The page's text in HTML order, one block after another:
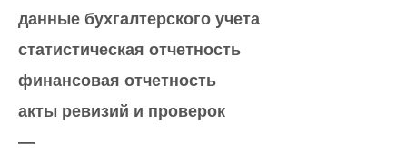
данные бухгалтерского учета
статистическая отчетность
финансовая отчетность
акты ревизий и проверок
—